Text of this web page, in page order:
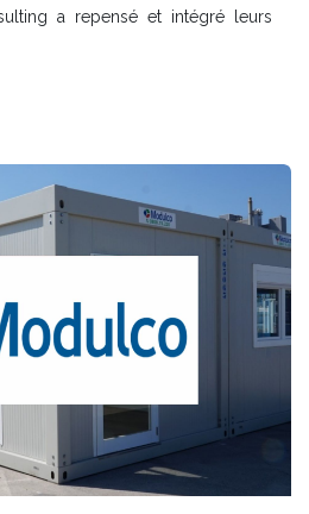
a repensé et intégré leurs